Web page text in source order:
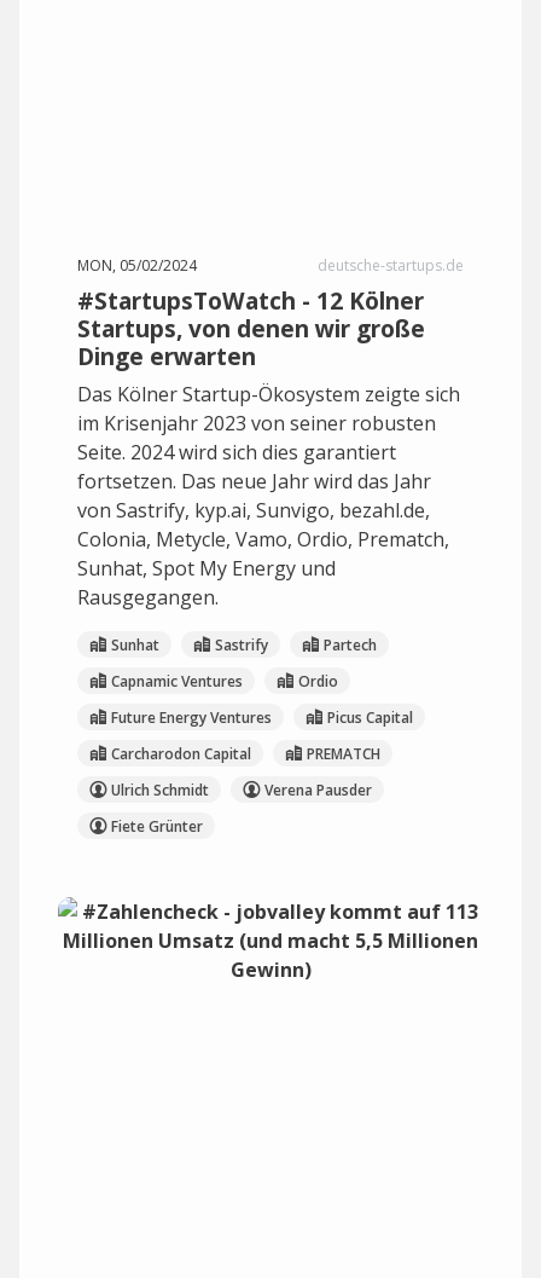
MON, 05/02/2024 deutsche-startups.de
#StartupsToWatch - 12 Kölner
Startups, von denen wir große
Dinge erwarten
Das Kölner Startup-Ökosystem zeigte sich
im Krisenjahr 2023 von seiner robusten
Seite. 2024 wird sich dies garantiert
fortsetzen. Das neue Jahr wird das Jahr
von Sastrify, kyp.ai, Sunvigo, bezahl.de,
Colonia, Metycle, Vamo, Ordio, Prematch,
Sunhat, Spot My Energy und
Rausgegangen.
Sunhat Sastrify
Partech
Capnamic Ventures
Ordio
Future Energy Ventures
Picus Capital
Carcharodon Capital
PREMATCH
Ulrich Schmidt
Verena Pausder
Fiete Grünter